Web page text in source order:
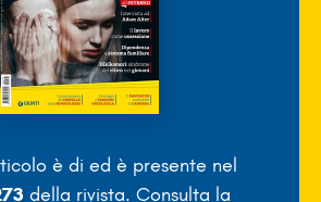
è died è presente nel
della rivista. Consulta la